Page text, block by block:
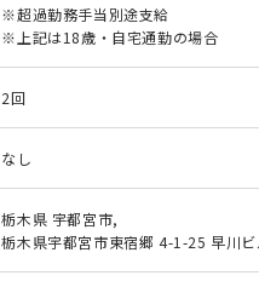
※超過勤務手当別途支給
※上記は18歳・自宅通勤の場合
2回
なし
栃木県 宇都宮市,
栃木県宇都宮市東宿郷 4-1-25 早川ビ